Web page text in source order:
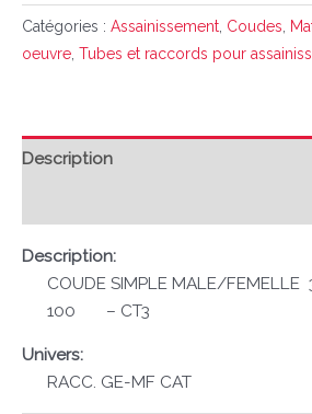
Catégories : Assainissement, Coudes,
oeuvre, Tubes et raccords pour
Description
Description:
COUDE SIMPLE MALE/FEMELLE
100 – CT3
Univers:
RACC. GE-MF CAT